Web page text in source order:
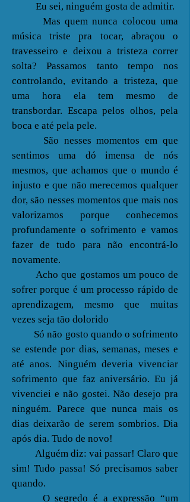
Eu sei, ninguém gosta de admitir.
Mas quem nunca colocou uma
música triste pra tocar, abraçou o
travesseiro e deixou a tristeza correr
solta? Passamos tanto tempo nos
controlando, evitando a tristeza, que
uma hora ela tem mesmo de
transbordar. Escapa pelos olhos, pela
boca e até pela pele.
São nesses momentos em que
sentimos uma dó imensa de nós
mesmos, que achamos que o mundo é
injusto e que não merecemos qualquer
dor, são nesses momentos que mais nos
valorizamos porque conhecemos
profundamente o sofrimento e vamos
fazer de tudo para não encontrá-lo
novamente.
Acho que gostamos um pouco de
sofrer porque é um processo rápido de
aprendizagem, mesmo que muitas
vezes seja tão dolorido
Só não gosto quando o sofrimento
se estende por dias, semanas, meses e
até anos. Ninguém deveria vivenciar
sofrimento que faz aniversário. Eu já
vivenciei e não gostei. Não desejo pra
ninguém. Parece que nunca mais os
dias deixarão de serem sombrios. Dia
após dia. Tudo de novo!
Alguém diz: vai passar! Claro que
sim! Tudo passa! Só precisamos saber
quando.
O segredo é a expressão “um